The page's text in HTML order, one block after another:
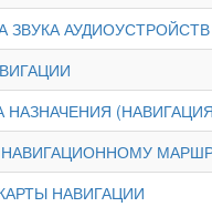
ЗВУКА АУДИОУСТРОЙСТВ
НАЗНАЧЕНИЯ
НАВИГАЦИИ